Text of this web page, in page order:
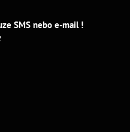
SMS nebo e-mail !